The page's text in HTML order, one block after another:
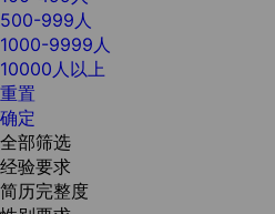
500-999人
1000-9999人
10000人以上
重置
确定
全部筛选
经验要求
简历完整度